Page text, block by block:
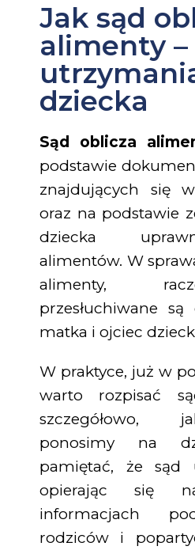
Jak sąd
alimenty –
dziecka
Sąd oblicza
podstawie
znajdujących się
oraz na podstawie
dziecka
alimentów. W
alimenty,
przesłuchiwane
matka i ojciec
W praktyce, już w
warto rozpisać
szczegółowo,
ponosimy na
pamiętać, że sąd
opierając się
informacjach
rodziców i